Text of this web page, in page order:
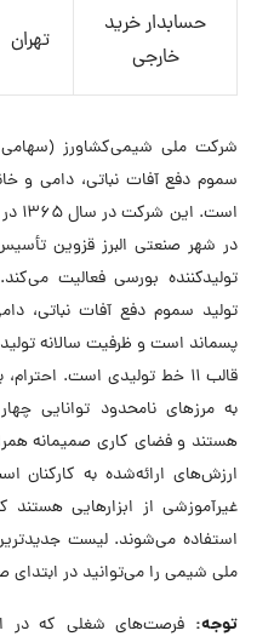
حسابدار خرید
خارجی
تهران
شرکت ملی شیمی‌کشاورز (سهامی
سموم دفع آفات نباتی، دامی و
در شهر صنعتی البرز قزوین
تولیدکننده بورسی فعالیت
تولید سموم دفع آفات نباتی،
قالب ۱۱ خط تولیدی است.
به مرزهای نامحدود توانایی
هستند و فضای کاری صمیمانه
ارزش‌های ارائه‌شده به
غیرآموزشی از ابزارهایی هستند
استفاده می‌شوند. لیست
ملی شیمی را می‌توانید در
توجه: فرصت‌های شغلی که در